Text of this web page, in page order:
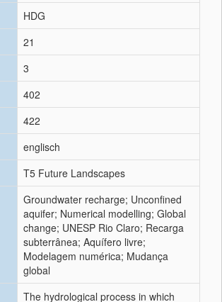
HDG
21
3
402
422
englisch
T5 Future Landscapes
Groundwater recharge; Unconfined
aquifer; Numerical modelling; Global
change; UNESP Rio Claro; Recarga
subterrânea; Aquífero livre;
Modelagem numérica; Mudança
global
The hydrological process in which